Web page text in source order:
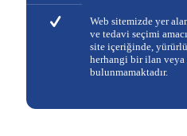
Web sitemizde yer
ve tedavi seçimi
site içeriğinde,
herhangi bir ilan veya
bulunmamaktadır.